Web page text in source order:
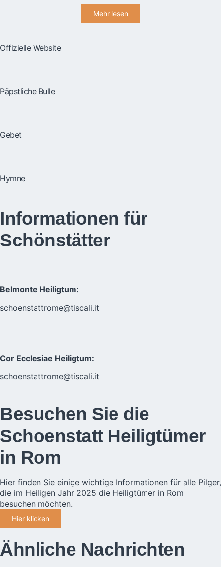
Mehr lesen
Offizielle Website
Päpstliche Bulle
Gebet
Hymne
Informationen für
Schönstätter
Belmonte Heiligtum:
schoenstattrome@tiscali.it
Cor Ecclesiae Heiligtum:
schoenstattrome@tiscali.it
Besuchen Sie die
Schoenstatt Heiligtümer
in Rom
Hier finden Sie einige wichtige Informationen für alle Pilger,
die im Heiligen Jahr 2025 die Heiligtümer in Rom
besuchen möchten.
Hier klicken
Ähnliche Nachrichten